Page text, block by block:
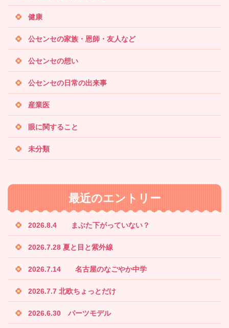
健康
公センセの家族・恩師・友人など
公センセの想い
公センセの日常の出来事
産業医
眼に関すること
未分類
最近のエントリー
2026.8.4 まぶた下がっていない？
2026.7.28 夏と目と紫外線
2026.7.14 名古屋のなごやか中学
2026.7.7 北欧ちょっとだけ
2026.6.30 パーツモデル